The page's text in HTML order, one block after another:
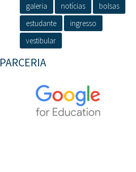
galeria
notícias
bolsas
estudante
ingresso
vestibular
PARCERIA